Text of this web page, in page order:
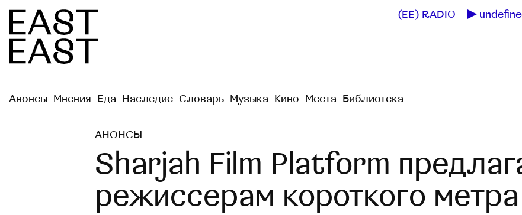
(EE) RADIO
Анонсы Мнения Еда Наследие Словарь Музыка Кино Места Библиотека
АНОНСЫ
Sharjah Film Platform
режиссерам короткого метра